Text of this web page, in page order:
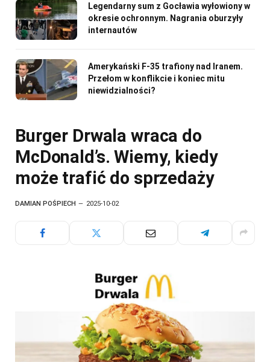
Legendarny sum z Gocławia wyłowiony w
okresie ochronnym. Nagrania oburzyły
internautów
Amerykański F-35 trafiony nad Iranem.
Przełom w konflikcie i koniec mitu
niewidzialności?
Burger Drwala wraca do
McDonald’s. Wiemy, kiedy
może trafić do sprzedaży
DAMIAN POŚPIECH 2025-10-02